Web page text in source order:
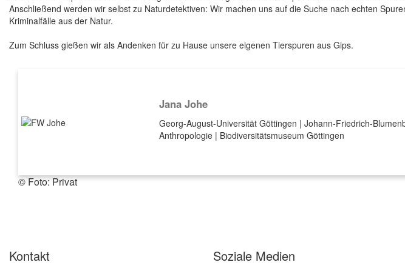
Anschließend werden wir selbst zu Naturdetektiven: Wir machen uns auf die Suche nach echten
Kriminalfälle aus der Natur.
Zum Schluss gießen wir als Andenken für zu Hause unsere eigenen Tierspuren aus Gips.
Jana Johe
Georg-August-Universität Göttingen | Johann-Friedrich-
Anthropologie | Biodiversitätsmuseum Göttingen
© Foto: Privat
Kontakt Soziale Medien